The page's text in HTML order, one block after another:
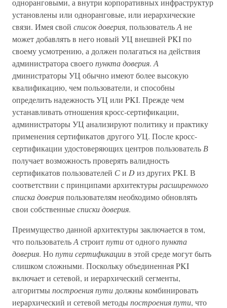
одноранговыми, а внутри корпоративных инфраструктур
установлены или одноранговые, или иерархические
связи. Имея свой список доверия, пользовательА не
может добавлять в него новый УЦ внешней PKI по
своему усмотрению, а должен полагаться на действия
администратора своегопункта доверия. А
дминистраторы УЦ обычно имеют более высокую
квалификацию, чем пользователи, и способны
определить надежность УЦ или PKI. Прежде чем
устанавливать отношения кросс-сертификации,
администраторы УЦ анализируют политику и практику
применения сертификатов другого УЦ. После кросс-
сертификации удостоверяющих центров пользователь В
получает возможность проверять валидность
сертификатов пользователей Си Dиз других PKI. В
соответствии с принципами архитектурырасширенного
списка доверияпользователям необходимо обновлять
свои собственныесписки доверия.
Преимущество данной архитектуры заключается в том,
что пользовательА строитпутиот одногопункта
доверия. Нопути сертификациив этой среде могут быть
слишком сложными. Поскольку объединенная PKI
включает и сетевой, и иерархический сегменты,
алгоритмыпостроения пути должны комбинировать
иерархический и сетевой методыпостроения пути, что